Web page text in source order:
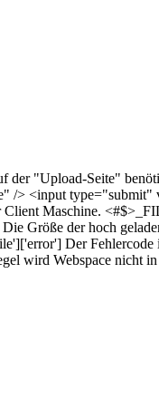
der "Upload-Seite"
<input
Maschine.
Größe der hoch
Der
wird Webspace nicht